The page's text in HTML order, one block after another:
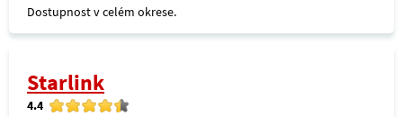
Dostupnost v celém okrese.
Starlink
4.4